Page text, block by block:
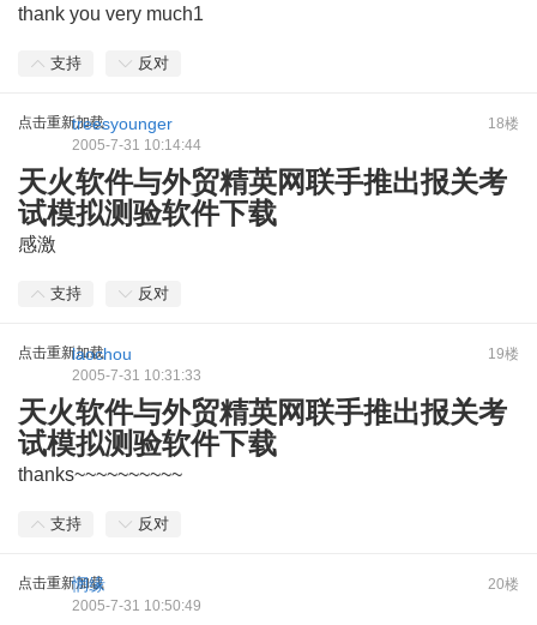
thank you very much1
支持 反对
点击重新加载 18楼
treesyounger
2005-7-31 10:14:44
天火软件与外贸精英网联手推出报关考
试模拟测验软件下载
感激
支持 反对
点击重新加载 19楼
laochou
2005-7-31 10:31:33
天火软件与外贸精英网联手推出报关考
试模拟测验软件下载
thanks~~~~~~~~~~
支持 反对
点击重新加载 20楼
惘缘
2005-7-31 10:50:49